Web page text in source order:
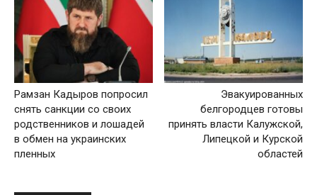
Рамзан Кадыров попросил
снять санкции со своих
родственников и лошадей
в обмен на украинских
пленных
Эвакуированных
белгородцев готовы
принять власти Калужской,
Липецкой и Курской
областей